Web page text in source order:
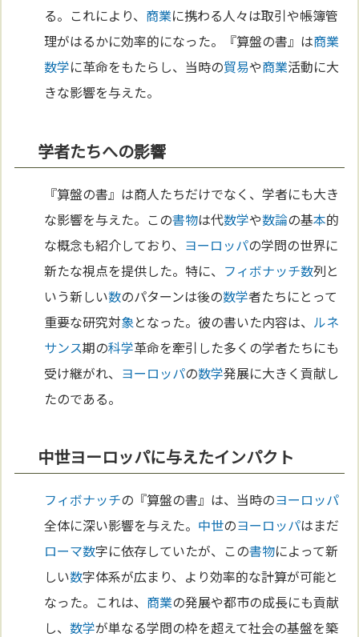
る。これにより、 商業に携わる人々は取引や帳簿管
理がはるかに効率的になった。『算盤の書』は商業
数学に革命をもたらし、当時の貿易や商業活動に大
きな影響を与えた。
学者たちへの影響
『算盤の書』は商人たちだけでなく、学者にも大き
な影響を与えた。この書物は代数学や数論の基本的
な概念も紹介しており、 ヨーロッパの学問の世界に
新たな視点を提供した。特に、 フィボナッチ数列と
いう新しい数のパターンは後の数学者たちにとって
重要な研究対象となった。彼の書いた内容は、 ルネ
サンス期の科学革命を牽引した多くの学者たちにも
受け継がれ、 ヨーロッパの数学発展に大きく貢献し
たのである。
中世ヨーロッパに与えたインパクト
フィボナッチの『算盤の書』は、当時のヨーロッパ
全体に深い影響を与えた。 中世のヨーロッパはまだ
ローマ数字に依存していたが、この書物によって新
しい数字体系が広まり、より効率的な計算が可能と
なった。これは、 商業の発展や都市の成長にも貢献
し、数学が単なる学問の枠を超えて社会の基盤を築